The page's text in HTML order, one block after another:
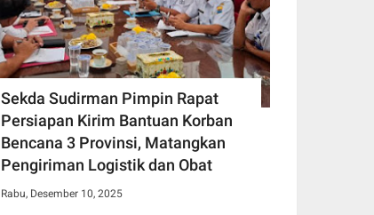
Sekda Sudirman Pimpin Rapat
Persiapan Kirim Bantuan Korban
Bencana 3 Provinsi, Matangkan
Pengiriman Logistik dan Obat
Rabu, Desember 10, 2025